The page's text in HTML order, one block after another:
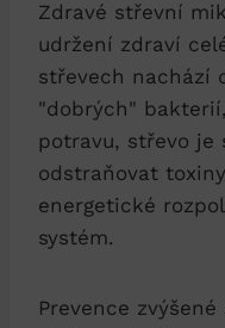
Zdravé střevní
udržení zdraví
střevech nachází
"dobrých"
potravu, střevo je
odstraňovat
energetické
systém.
Prevence